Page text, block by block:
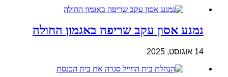
נמנע אסון עקב שריפה באגמון החולה
14 אוגוסט, 2025